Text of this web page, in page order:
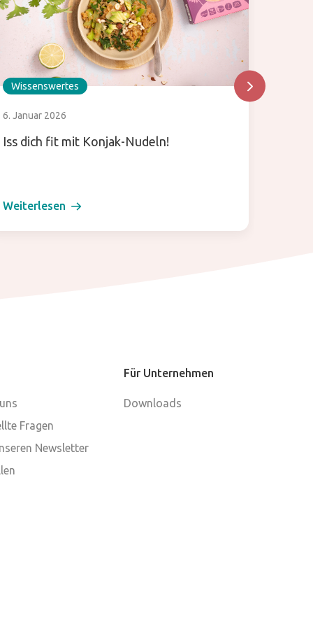
Wissenswertes
6. Januar 2026
Iss dich fit mit Konjak-Nudeln!
Weiterlesen
Fragen
Newsletter
Für Unternehmen
Downloads